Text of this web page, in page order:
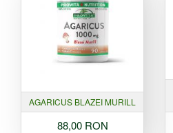
AGARICUS BLAZEI MURILL
88,00 RON